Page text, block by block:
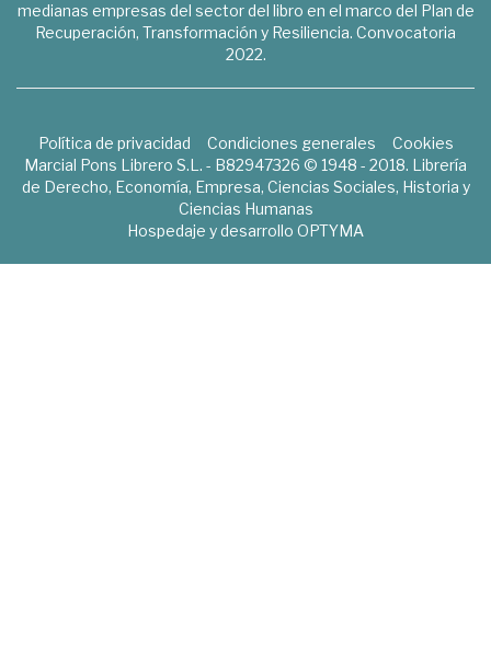
medianas empresas del sector del libro en el marco del Plan de
Recuperación, Transformación y Resiliencia. Convocatoria
2022.
Política de privacidad Condiciones generales
Cookies
Marcial Pons Librero S.L. - B82947326 © 1948 - 2018. Librería
de Derecho, Economía, Empresa, Ciencias Sociales, Historia y
Ciencias Humanas
Hospedaje y desarrollo OPTYMA